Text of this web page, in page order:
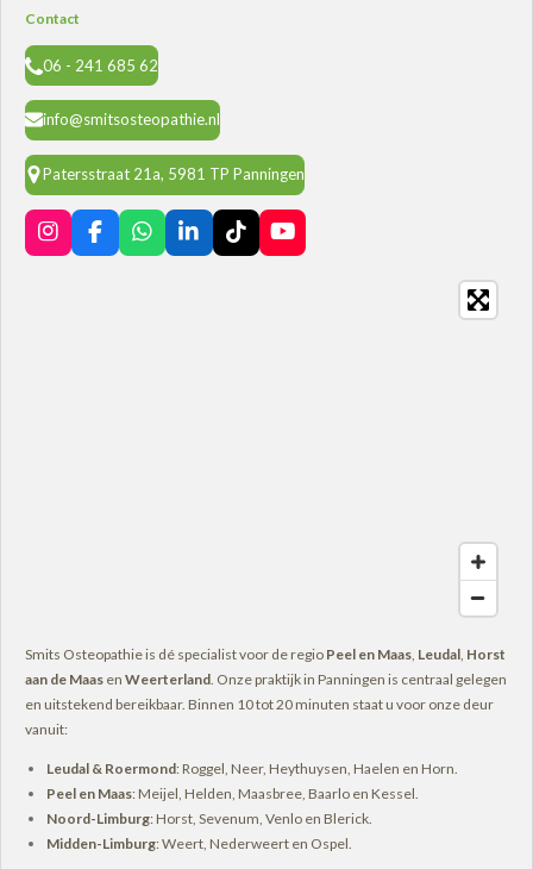
Contact
06 - 241 685 62
info@smitsosteopathie.nl
Patersstraat 21a, 5981 TP Panningen
I
n
F
a
W
h
L
i
T
i
Y
o
Smits Osteopathie is dé specialist voor de regio Peel en Maas Leudal Horst
aan de Maas en Weerterland . Onze praktijk in Panningen is centraal gelegen
en uitstekend bereikbaar. Binnen 10 tot 20 minuten staat u voor onze deur
vanuit:
Leudal & Roermond: Roggel, Neer, Heythuysen, Haelen en Horn.
Peel en Maas: Meijel, Helden, Maasbree, Baarlo en Kessel.
Noord-Limburg: Horst, Sevenum, Venlo en Blerick.
Midden-Limburg: Weert, Nederweert en Ospel.